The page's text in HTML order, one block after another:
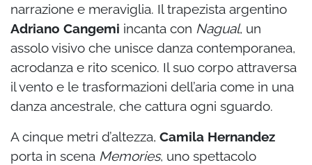
narrazione e meraviglia. Il trapezista argentino
Adriano Cangemi incanta con Nagual, un
assolo visivo che unisce danza contemporanea,
acrodanza e rito scenico. Il suo corpo attraversa
il vento e le trasformazioni dell’aria come in una
danza ancestrale, che cattura ogni sguardo.
A cinque metri d’altezza, Camila Hernandez
porta in scena Memories, uno spettacolo